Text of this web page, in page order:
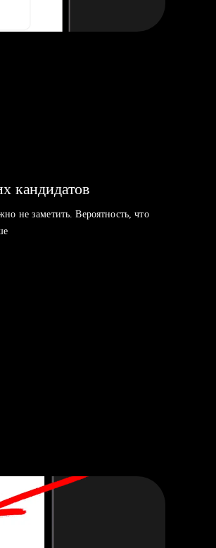
кандидатов
не заметить. Вероятность, что